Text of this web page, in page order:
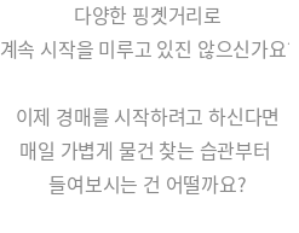
다양한 핑곗거리로
계속 시작을 미루고 있진 않으신가요?
이제 경매를 시작하려고 하신다면
매일 가볍게 물건 찾는 습관부터
들여보시는 건 어떨까요?